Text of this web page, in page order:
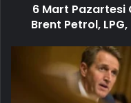
6 Mart Pazartesi
Brent Petrol,